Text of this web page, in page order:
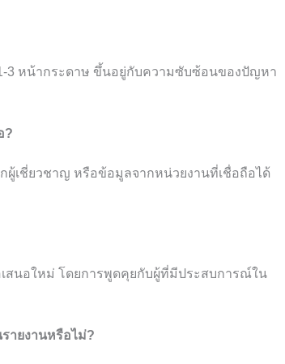
3 หน้ากระดาษ ขึ้นอยู่กับความซับซ้อนของปัญหา
?
ผู้เชี่ยวชาญ หรือข้อมูลจากหน่วยงานที่เชื่อถือได้
สนอใหม่ โดยการพูดคุยกับผู้ที่มีประสบการณ์ใน
ายงานหรือไม่?